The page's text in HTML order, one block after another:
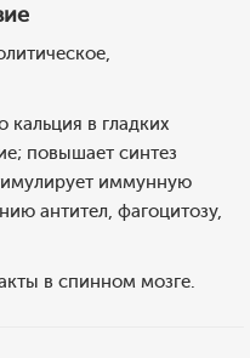
в гладких
повышает синтез
иммунную
антител, фагоцитозу,
в спинном мозге.